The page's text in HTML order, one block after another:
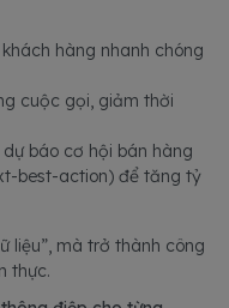
hàng nhanh chóng
cuộc gọi, giảm thời
báo cơ hội bán hàng
best-action) để tăng tỷ
liệu”, mà trở thành công
thực.